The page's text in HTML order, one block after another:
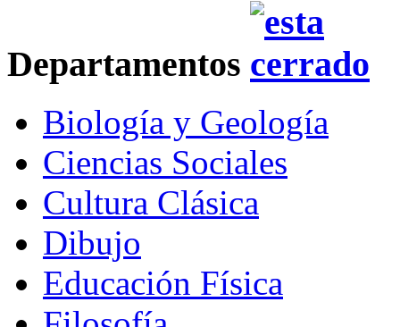
Departamentos
Biología y Geología
Ciencias Sociales
Cultura Clásica
Dibujo
Educación Física